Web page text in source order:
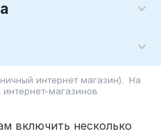
интернет магазин). На
магазинов
включить несколько